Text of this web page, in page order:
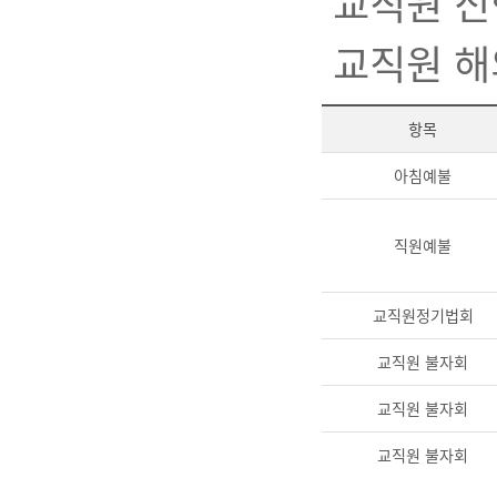
교직원
항목
아침예불
직원예불
교직원정기법회
교직원 불자회
교직원 불자회
교직원 불자회